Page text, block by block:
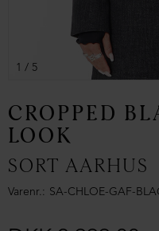
1 / 5
CROPPED
LOOK
SORT AARHUS
Varenr. SA-CHLOE-GAF-